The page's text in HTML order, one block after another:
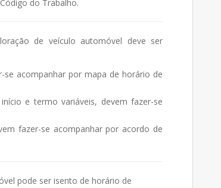
do Trabalho.
de veículo automóvel deve ser
acompanhar por mapa de horário de
e termo variáveis, devem fazer-se
fazer-se acompanhar por acordo de
pode ser isento de horário de